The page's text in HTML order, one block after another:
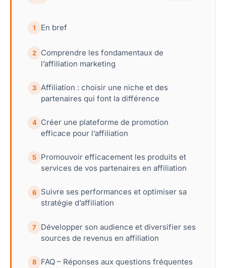
1 En bref
2
Comprendre les fondamentaux de
l’affiliation marketing
3
Affiliation : choisir une niche et des
partenaires qui font la différence
4 Créer une plateforme de promotion
efficace pour l’affiliation
5
Promouvoir efficacement les produits et
services de vos partenaires en affiliation
6
Suivre ses performances et optimiser sa
stratégie d’affiliation
7
Développer son audience et diversifier ses
sources de revenus en affiliation
8
FAQ – Réponses aux questions fréquentes